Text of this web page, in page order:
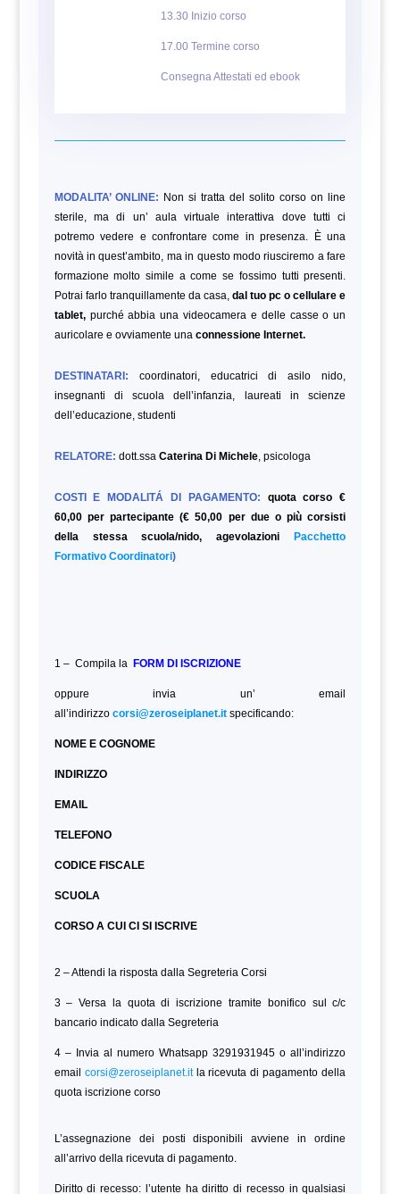
13.30 Inizio corso
17.00 Termine corso
Consegna Attestati ed ebook
MODALITA’ ONLINE: Non si tratta del solito corso on line
sterile, ma di un’ aula virtuale interattiva dove tutti ci
potremo vedere e confrontare come in presenza. È una
novità in quest’ambito, ma in questo modo riusciremo a fare
formazione molto simile a come se fossimo tutti presenti.
Potrai farlo tranquillamente da casa, dal tuo pc o cellulare e
tablet,purché abbia una videocamera e delle casse o un
auricolare e ovviamente una connessione Internet.
DESTINATARI: coordinatori, educatrici di asilo nido,
insegnanti di scuola dell’infanzia, laureati in scienze
dell’educazione, studenti
RELATORE: dott.ssa Caterina Di Michele, psicologa
COSTI E MODALITÁ DI PAGAMENTO: quota corso €
60,00 per partecipante (€ 50,00 per due o più corsisti
della stessa scuola/nido, agevolazioni
Pacchetto
Formativo Coordinatori)
1 – Compila la FORM DI ISCRIZIONE
oppure invia un’ email
all’indirizzo corsi@zeroseiplanet.itspecificando:
NOME E COGNOME
INDIRIZZO
EMAIL
TELEFONO
CODICE FISCALE
SCUOLA
CORSO A CUI CI SI ISCRIVE
2 – Attendi la risposta dalla Segreteria Corsi
3 – Versa la quota di iscrizione tramite bonifico sul c/c
bancario indicato dalla Segreteria
4 – Invia al numero Whatsapp 3291931945 o all’indirizzo
email corsi@zeroseiplanet.itla ricevuta di pagamento della
quota iscrizione corso
L’assegnazione dei posti disponibili avviene in ordine
all’arrivo della ricevuta di pagamento.
Diritto di recesso: l’utente ha diritto di recesso in qualsiasi